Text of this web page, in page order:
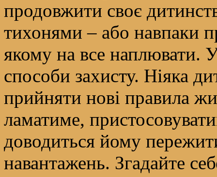
продовжити своє
тихонями – або навпаки
якому на все наплювати.
способи захисту. Ніяка
прийняти нові правила
ламатиме,
доводиться йому
навантажень. Згадайте